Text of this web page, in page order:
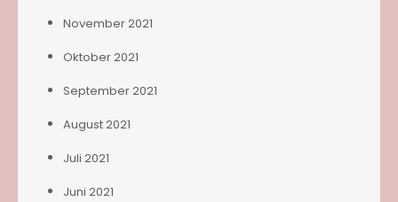
November 2021
Oktober 2021
September 2021
August 2021
Juli 2021
Juni 2021